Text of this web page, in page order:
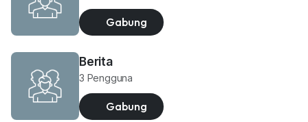
Gabung
Berita
3 Pengguna
Gabung